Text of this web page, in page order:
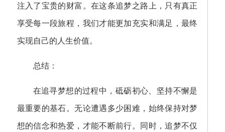
注入了宝贵的财富。在这条追梦之路上，只有真正
享受每一段旅程，我们才能更加充实和满足，最终
实现自己的人生价值。
总结：
在追寻梦想的过程中，砥砺初心、坚持不懈是
最重要的基石。无论遭遇多少困难，始终保持对梦
想的信念和热爱，才能不断前行。同时，追梦不仅